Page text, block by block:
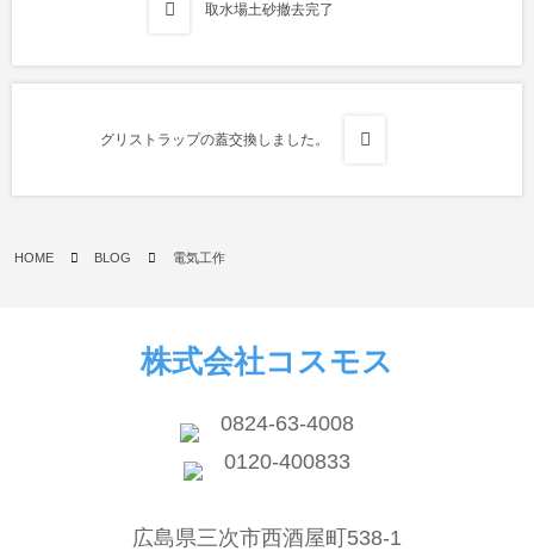
取水場土砂撤去完了
グリストラップの蓋交換しました。
HOME BLOG 電気工作
株式会社コスモス
0824-63-4008
0120-400833
広島県三次市西酒屋町538-1